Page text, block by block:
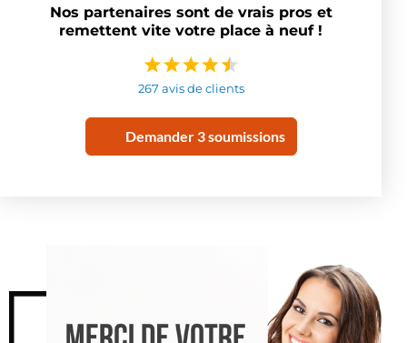
Nos partenaires sont de vrais pros et
remettent vite votre place à neuf !
267 avis de clients
Demander 3 soumissions